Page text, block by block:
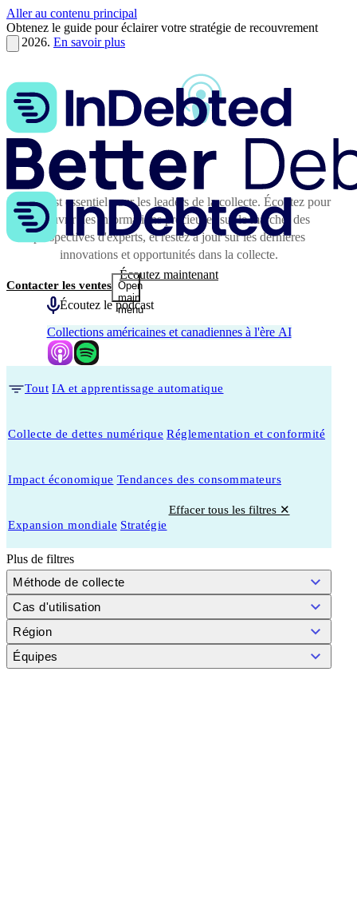
Aller au contenu principal
Obtenez le guide pour éclairer votre stratégie de recouvrement
en 2026. En savoir plus
Contacter les ventes Open
main
menu
Le podcast essentiel pour les leaders de la collecte. Écoutez pour
découvrir des informations précieuses sur le marché, des
perspectives d'experts, et restez à jour sur les dernières
innovations et opportunités dans la collecte.
Écoutez maintenant
Écoutez le podcast
Collections américaines et canadiennes à l'ère AI
Tout IA et apprentissage automatique
Collecte de dettes numérique Réglementation et conformité
Impact économique Tendances des consommateurs
Expansion mondiale Stratégie
Effacer tous les filtres ✕
Plus de filtres
Méthode de collecte
Cas d'utilisation
Région
Équipes